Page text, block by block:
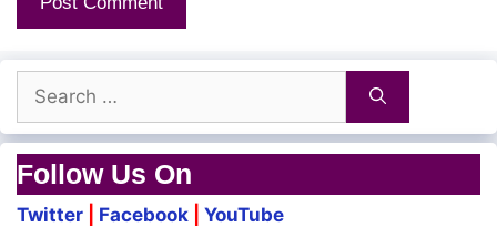
Saami enna saami adhu kozhai saami
Kattupaadu endrellam kooruvaan
Kaasukkaaga mathamellam maaruvaan
Katchikkaaga veeran pola pesuvaan
for:
Follow Us On
Twitter Facebook YouTube